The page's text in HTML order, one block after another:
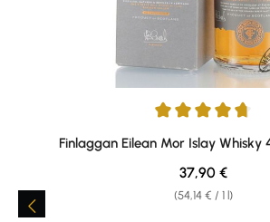
Average rating of 4.71 out of 5 stars
Finlaggan Eilean Mor Islay Whisky
(54,14 € / 1 l)
Regular price:
37,90 €